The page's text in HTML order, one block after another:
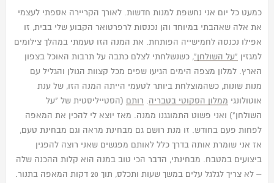
כמעט כל יום אני נחשפת למנות חדשות. לאורך הקריירה אספתי לעצמי
את אלה שאהבתי במיוחד והן נכנסות לרפרטואר הקבוע שלי בבית, זו
אפילו נכנסה לחמישייה הפותחת. את המנה הזו טעמתי במהלך צילומים
למגזין "על השולחן", כשנשלחתי לצלם כתבה על תרבות האוכל בצפון
הארץ. למלון מצפה הימים הגיעו שפים מכל קצוות הגולן והגליל עם
מנות שונות, כשהמוצלחת ביותר לטעמי הייתה המנה הזו, של ענת
אוטולונגי ממלון הסקוטי בטבריה רותם (הסטייליסטית של "על
השולחן") ואני פשוט התמוגגנו ממנה. מאז יוצא לי להכין את המאפה
לפחות פעם בחודש. זו מנת רושם גם מבחינת מראה וגם מבחינת טעם,
אז אני שומרת אותה בדרך כלל לאותם מפגשים שאני רוצה להפגין
ביצועים במטבח. מבחינתי, הדבר הכי טוב במנה הוא קלות ההכנה שלה
– לא צריך לגלגל עלים במשך שעות ותכלס, תוך 20 דקות המאפה בתנור.